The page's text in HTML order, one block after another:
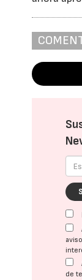
de